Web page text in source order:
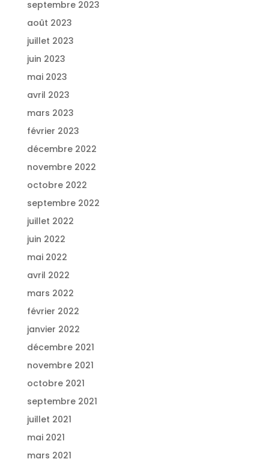
septembre 2023
août 2023
juillet 2023
juin 2023
mai 2023
avril 2023
mars 2023
février 2023
décembre 2022
novembre 2022
octobre 2022
septembre 2022
juillet 2022
juin 2022
mai 2022
avril 2022
mars 2022
février 2022
janvier 2022
décembre 2021
novembre 2021
octobre 2021
septembre 2021
juillet 2021
mai 2021
mars 2021